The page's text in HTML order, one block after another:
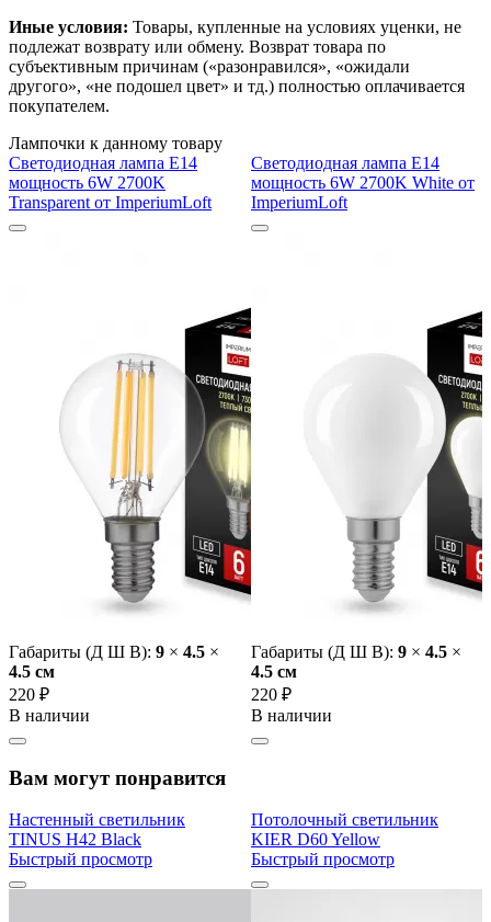
Иные условия: Товары, купленные на условиях уценки, не
подлежат возврату или обмену. Возврат товара по
субъективным причинам («разонравился», «ожидали
другого», «не подошел цвет» и тд.) полностью оплачивается
покупателем.
Лампочки к данному товару
Светодиодная лампа E14
мощность 6W 2700K
Transparent от ImperiumLoft
Габариты (Д Ш В): 9 × 4.5 ×
4.5 cм
220 ₽
В наличии
Светодиодная лампа E14
мощность 6W 2700K White от
ImperiumLoft
Габариты (Д Ш В): 9 × 4.5 ×
4.5 cм
220 ₽
В наличии
Вам могут понравится
Настенный светильник
TINUS H42 Black
Быстрый просмотр
Потолочный светильник
KIER D60 Yellow
Быстрый просмотр